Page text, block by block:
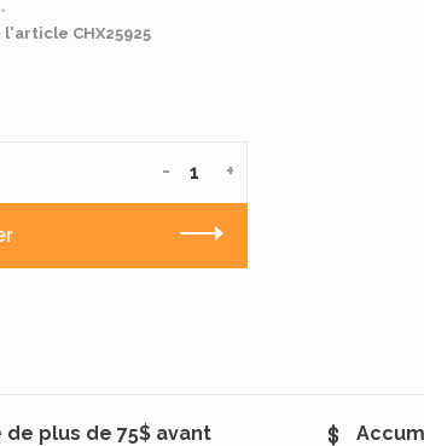
•
l'article CHX25925
+
-
plus de 75$ avant